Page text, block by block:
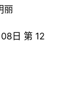
丽
日 第 12